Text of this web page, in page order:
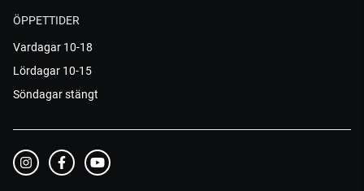
ÖPPETTIDER
Vardagar 10-18
Lördagar 10-15
Söndagar stängt